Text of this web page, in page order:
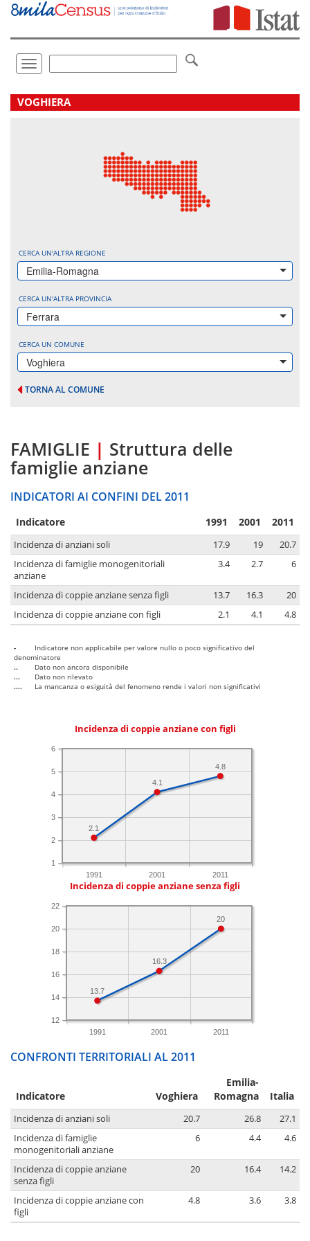
Vai
direttamente
Toggle
navigation
.
VOGHIERA
CERCA UN'ALTRA REGIONE
Emilia-Romagna
CERCA UN'ALTRA PROVINCIA
Ferrara
CERCA UN COMUNE
Voghiera
TORNA AL COMUNE
FAMIGLIE | Struttura delle
famiglie anziane
INDICATORI AI CONFINI DEL 2011
Indicatore 1991 2001 2011
Incidenza di anziani soli 17.9 19
20.7
Incidenza di famiglie monogenitoriali
anziane
3.4 2.7 6
Incidenza di coppie anziane senza figli 13.7 16.3
20
Incidenza di coppie anziane con figli
2.1 4.1 4.8
-
Indicatore non applicabile per valore nullo o poco significativo del
denominatore
..
Dato non ancora disponibile
...
Dato non rilevato
....
La mancanza o esiguità del fenomeno rende i valori non significativi
Incidenza di coppie anziane con figli
1991 2001 2011
1
2
3
4
5
6
4.8
4.1
2.1
Incidenza di coppie anziane senza figli
1991 2001 2011
12
14
16
18
20
22
20
16.3
13.7
CONFRONTI TERRITORIALI AL 2011
Indicatore Voghiera
Emilia-
Romagna
Italia
Incidenza di anziani soli 20.7 26.8
27.1
Incidenza di famiglie
monogenitoriali anziane
6 4.4 4.6
Incidenza di coppie anziane
senza figli
20 16.4 14.2
Incidenza di coppie anziane con
figli
4.8 3.6 3.8